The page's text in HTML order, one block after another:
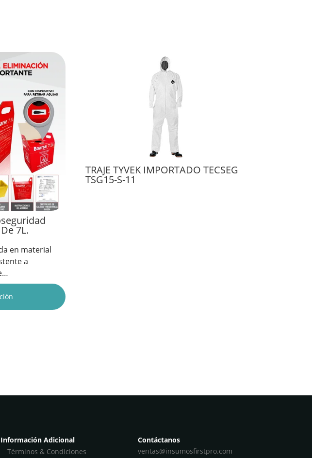
7L.
en material
a
TRAJE TYVEK IMPORTADO TECSEG
TSG15-S-11
Información Adicional
Términos & Condiciones
Contáctanos
ventas@insumosfirstpro.com